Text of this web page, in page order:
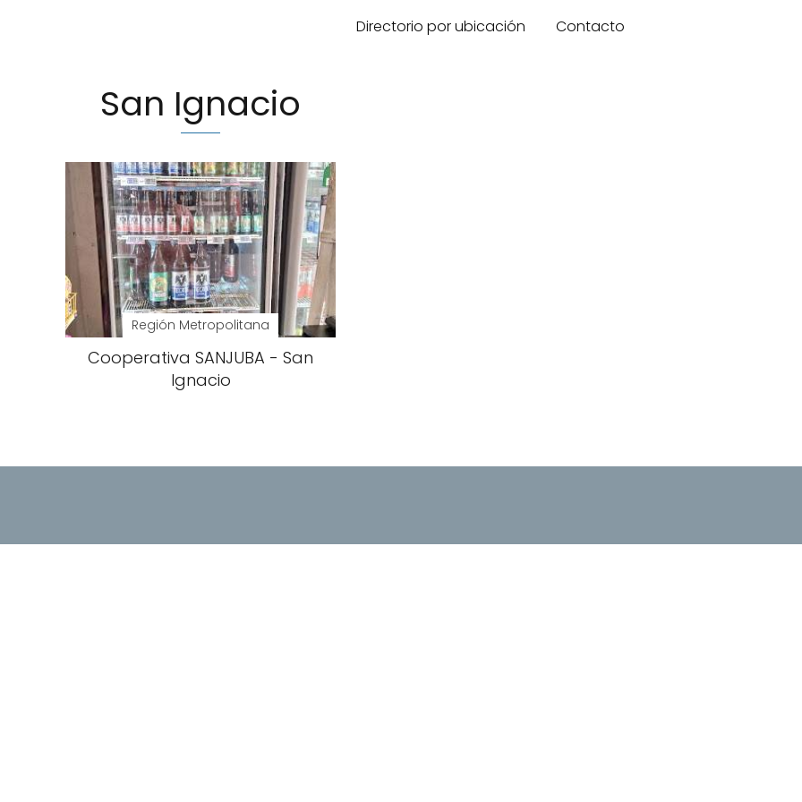
Directorio por ubicación Contacto
San Ignacio
Región Metropolitana
Cooperativa SANJUBA - San
Ignacio